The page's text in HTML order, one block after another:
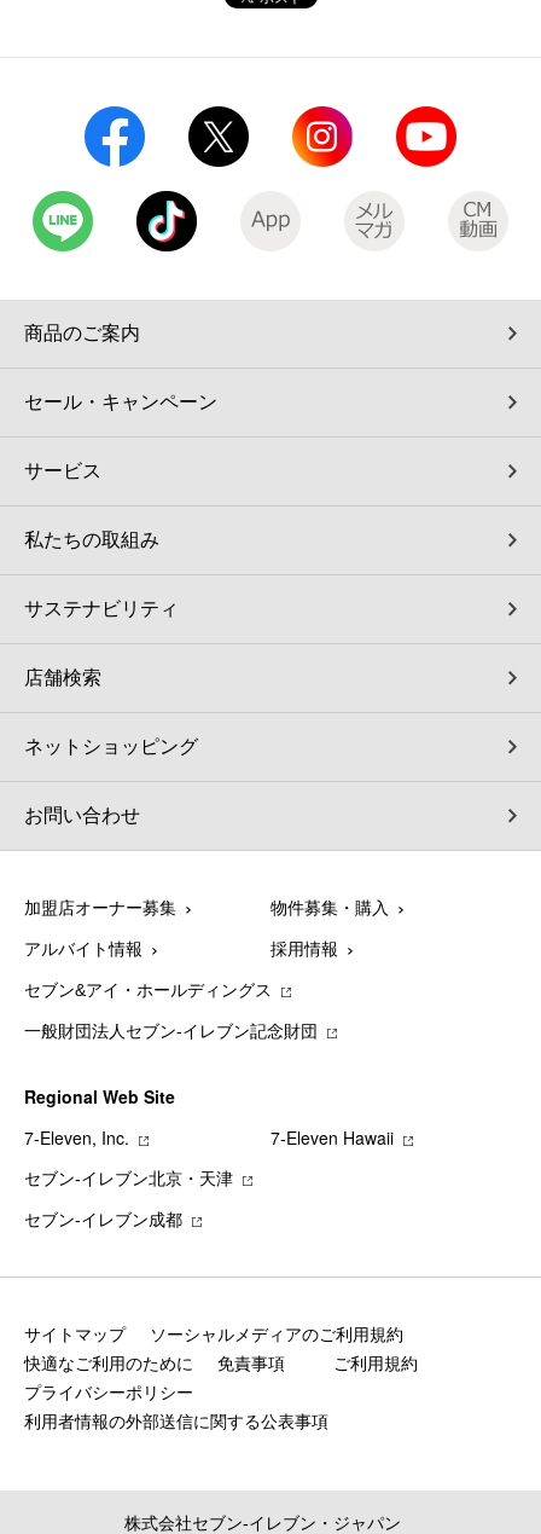
商品のご案内
セール・キャンペーン
サービス
私たちの取組み
サステナビリティ
店舗検索
ネットショッピング
お問い合わせ
加盟店オーナー募集 物件募集・購入
アルバイト情報 採用情報
セブン&アイ・ホールディングス
一般財団法人セブン-イレブン記念財団
Regional Web Site
7‐Eleven, Inc.
7‐Eleven Hawaii
セブン‐イレブン北京・天津
セブン‐イレブン成都
サイトマップ
ソーシャルメディアのご利用規約
快適なご利用のために
免責事項
ご利用規約
プライバシーポリシー
利用者情報の外部送信に関する公表事項
株式会社セブン‐イレブン・ジャパン